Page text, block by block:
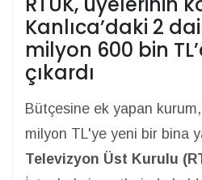
Kanlıca’daki 2
milyon 600 bin
çıkardı
Bütçesine ek yapan
milyon TL'ye yeni bir bina
Televizyon Üst Kurulu